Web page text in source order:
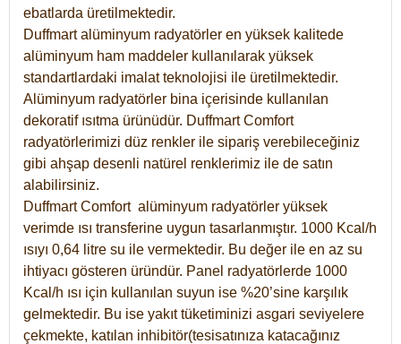
ebatlarda üretilmektedir.
Duffmart alüminyum radyatörler en yüksek kalitede
alüminyum ham maddeler kullanılarak yüksek
standartlardaki imalat teknolojisi ile üretilmektedir.
Alüminyum radyatörler bina içerisinde kullanılan
dekoratif ısıtma ürünüdür. Duffmart Comfort
radyatörlerimizi düz renkler ile sipariş verebileceğiniz
gibi ahşap desenli natürel renklerimiz ile de satın
alabilirsiniz.
Duffmart Comfort alüminyum radyatörler yüksek
verimde ısı transferine uygun tasarlanmıştır. 1000 Kcal/h
ısıyı 0,64 litre su ile vermektedir. Bu değer ile en az su
ihtiyacı gösteren üründür. Panel radyatörlerde 1000
Kcal/h ısı için kullanılan suyun ise %20’sine karşılık
gelmektedir. Bu ise yakıt tüketiminizi asgari seviyelere
çekmekte, katılan inhibitör(tesisatınıza katacağınız